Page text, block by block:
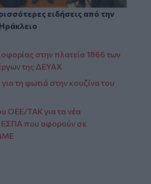
ειδήσεις από την
Ηράκλειο
στην πλατεία 1866 των
της ΔΕΥΑΧ
τη φωτιά στην κουζίνα του
ΟΕΕ/ΤΑΚ για τα νέα
ΕΣΠΑ που αφορούν σε